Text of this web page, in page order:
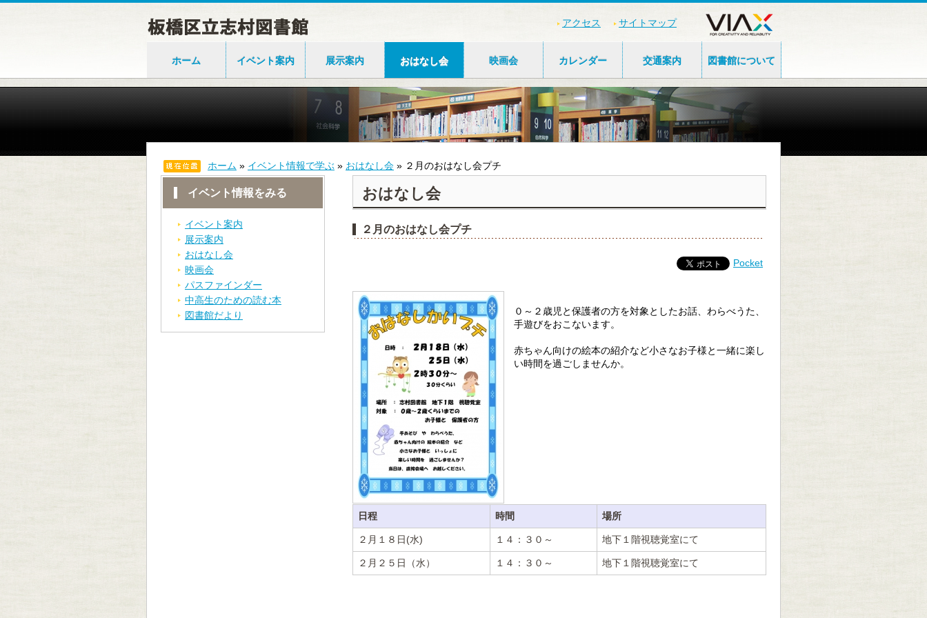
アクセス サイトマップ
ホーム イベント案内 展示案内 おはなし会 映画会 カレンダー 交通案内 図書館について
ホーム » イベント情報で学ぶ » おはなし会 » ２月のおはなし会プチ
イベント情報をみる
イベント案内
展示案内
おはなし会
映画会
パスファインダー
中高生のための読む本
図書館だより
おはなし会
２月のおはなし会プチ
Pocket
０～２歳児と保護者の方を対象としたお話、わらべうた、
手遊びをおこないます。
赤ちゃん向けの絵本の紹介など小さなお子様と一緒に楽し
い時間を過ごしませんか。
日程 時間 場所
２月１８日(水) １４：３０～ 地下１階視聴覚室にて
２月２５日（水） １４：３０～ 地下１階視聴覚室にて